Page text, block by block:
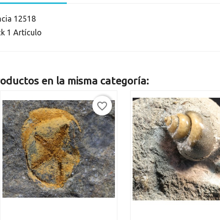
12518
1 Artículo
en la misma categoría:
favorite_border